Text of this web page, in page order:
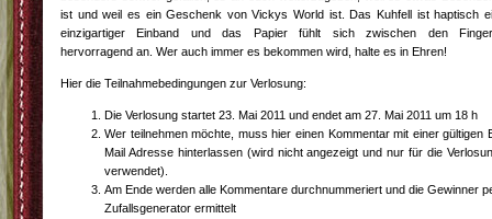
ist und weil es ein Geschenk von Vickys World ist. Das Kuhfell ist haptisch
einzigartiger Einband und das Papier fühlt sich zwischen den
hervorragend an. Wer auch immer es bekommen wird, halte es in Ehren!
Hier die Teilnahmebedingungen zur Verlosung:
Die Verlosung startet 23. Mai 2011 und endet am 27. Mai 2011 um 18 h
Wer teilnehmen möchte, muss hier einen Kommentar mit einer gültigen
Mail Adresse hinterlassen (wird nicht angezeigt und nur für die
verwendet).
Am Ende werden alle Kommentare durchnummeriert und die Gewinner
Zufallsgenerator ermittelt